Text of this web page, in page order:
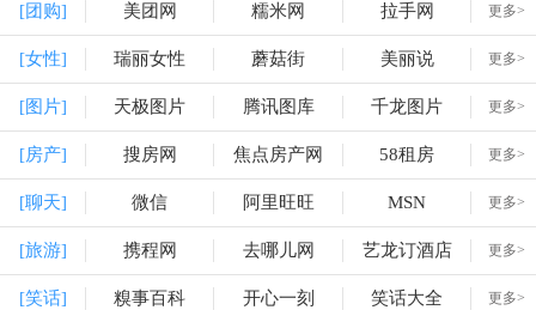
[团购] 美团网 糯米网 拉手网 更多>
[女性] 瑞丽女性 蘑菇街 美丽说 更多>
[图片] 天极图片 腾讯图库 千龙图片 更多>
[房产] 搜房网 焦点房产网 58租房 更多>
[聊天] 微信 阿里旺旺 MSN 更多>
[旅游] 携程网 去哪儿网 艺龙订酒店 更多>
[笑话] 糗事百科 开心一刻 笑话大全 更多>